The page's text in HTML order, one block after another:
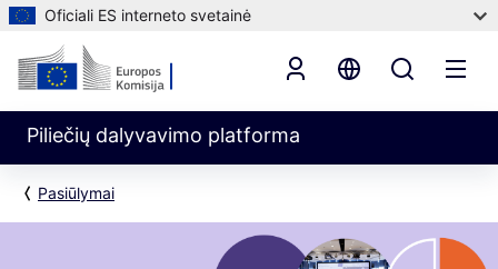
Oficiali ES interneto svetainė
Piliečių dalyvavimo platforma
Pasiūlymai